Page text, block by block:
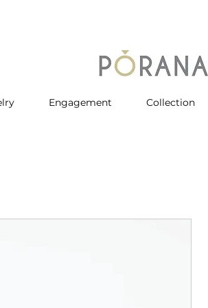
Engagement Collection